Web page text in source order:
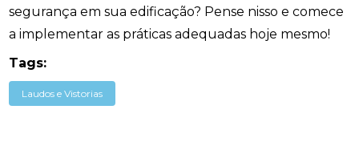
segurança em sua edificação? Pense nisso e comece
a implementar as práticas adequadas hoje mesmo!
Tags:
Laudos e Vistorias